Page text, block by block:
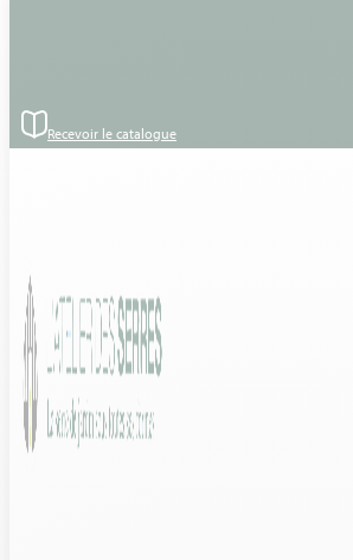
Recevoir le catalogue
– Modèle : Euro Murale Retro Plus Victorian
2.33×3.80 – Coloris RAL 7016 – Gris anthracite
– Vineuil (41 – Loir et Cher)
Découvrez le modèle :